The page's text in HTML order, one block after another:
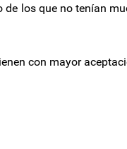
de los que no tenían
con mayor